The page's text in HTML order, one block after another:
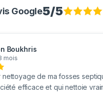
Google5/5
Boukhris
mois
nettoyage de ma fosses
efficace et qui nettoie